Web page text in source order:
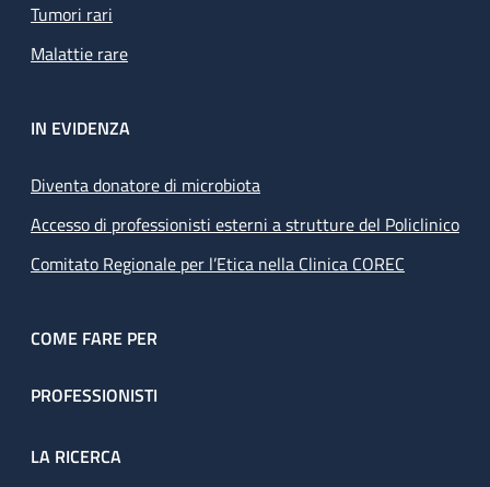
Tumori rari
Malattie rare
IN EVIDENZA
Diventa donatore di microbiota
Accesso di professionisti esterni a strutture del Policlinico
Comitato Regionale per l’Etica nella Clinica COREC
COME FARE PER
PROFESSIONISTI
LA RICERCA